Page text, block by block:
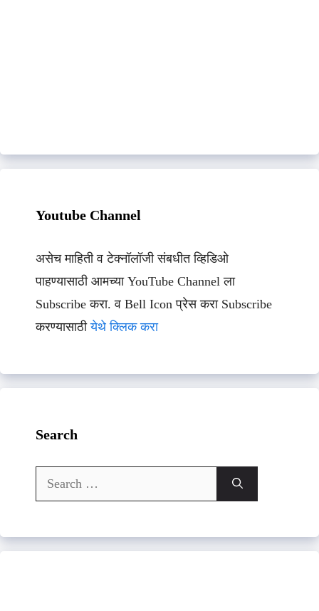
Youtube Channel
असेच माहिती व टेक्नॉलॉजी संबधीत व्हिडिओ
पाहण्यासाठी आमच्या YouTube Channel ला
Subscribe करा. व Bell Icon प्रेस करा Subscribe
करण्यासाठीयेथे क्लिक करा
Search
Search
for: